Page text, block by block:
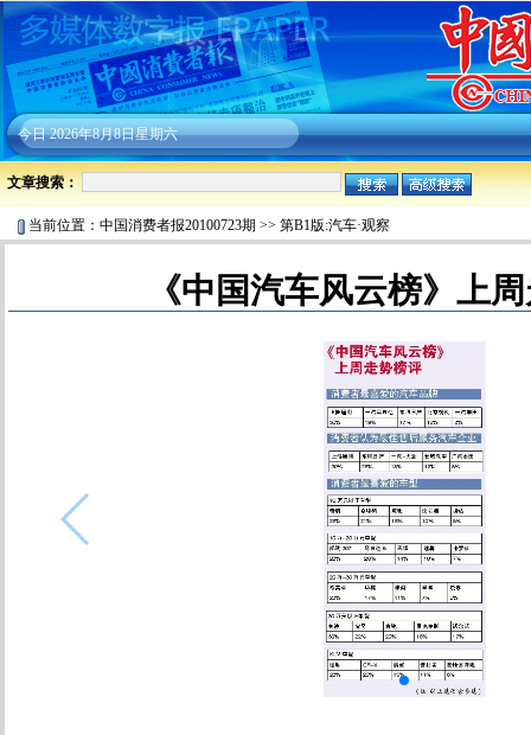
今日2026年8月8日星期六
文章搜索：
当前位置： 中国消费者报20100723期 >> 第B1版:汽车·观察
《中国汽车风云榜》上